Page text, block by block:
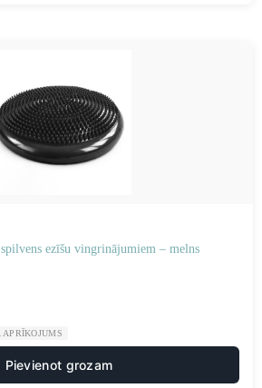
ezīšu vingrinājumiem – melns
APRĪKOJUMS
Pievienot grozam